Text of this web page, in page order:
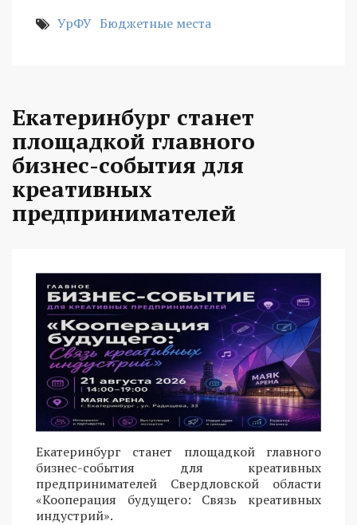
УрФУ Бюджетные места
Екатеринбург станет
площадкой главного
бизнес-события для
креативных
предпринимателей
Екатеринбург станет площадкой главного
бизнес-события для креативных
предпринимателей Свердловской области
«Кооперация будущего: Связь креативных
индустрий».